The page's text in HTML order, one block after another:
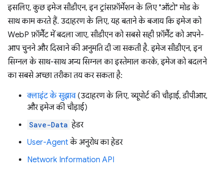
इसलिए, कुछ इमेज सीडीएन, इन ट्रांसफ़ॉर्मेशन के लिए "ऑटो" मोड के
साथ काम करते हैं. उदाहरण के लिए, यह बताने के बजाय कि इमेज को
WebP फ़ॉर्मैट में बदला जाए, सीडीएन को सबसे सही फ़ॉर्मैट को अपने-
आप चुनने और दिखाने की अनुमति दी जा सकती है. इमेज सीडीएन, इन
सिग्नल के साथ-साथ अन्य सिग्नल का इस्तेमाल करके, इमेज को बदलने
का सबसे अच्छा तरीका तय कर सकता है:
क्लाइंट के सुझाव(उदाहरण के लिए, व्यूपोर्ट की चौड़ाई, डीपीआर,
और इमेज की चौड़ाई)
Save-Data हेडर
User-Agentके अनुरोध का हेडर
Network Information API